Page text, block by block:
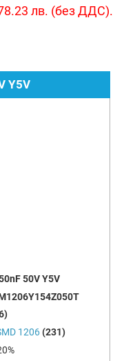
лв. (без ДДС).
Y5V
50V Y5V
1206 (231)